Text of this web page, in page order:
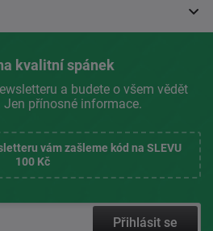
kvalitní spánek
a budete o všem vědět
přínosné informace.
vám zašleme kód na SLEVU
100 Kč
Přihlásit se